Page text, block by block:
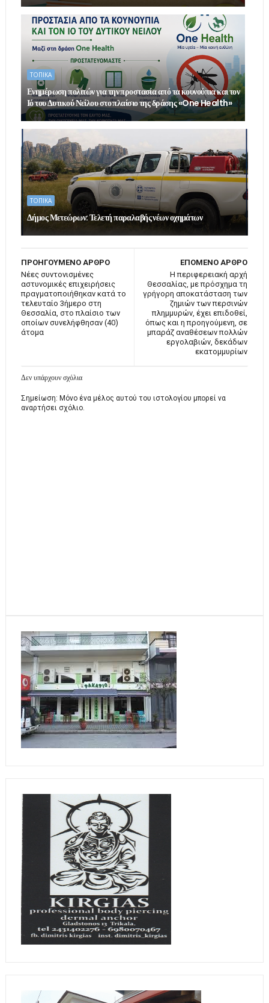
ΤΟΠΙΚΑ
Ενημέρωση πολιτών για την προστασία από τα κουνούπια και τον
Ιό του Δυτικού Νείλου στο πλαίσιο της δράσης «One Health»
ΤΟΠΙΚΑ
Δήμος Μετεώρων: Τελετή παραλαβής νέων οχημάτων
ΕΠΟΜΕΝΟ ΑΡΘΡΟ
Η περιφερειακή αρχή
Θεσσαλίας, με πρόσχημα τη
γρήγορη αποκατάσταση των
ζημιών των περσινών
πλημμυρών, έχει επιδοθεί,
όπως και η προηγούμενη, σε
μπαράζ αναθέσεων πολλών
εργολαβιών, δεκάδων
εκατομμυρίων
ΠΡΟΗΓΟΥΜΕΝΟ ΑΡΘΡΟ
Νέες συντονισμένες
αστυνομικές επιχειρήσεις
πραγματοποιήθηκαν κατά το
τελευταίο 3ήμερο στη
Θεσσαλία, στο πλαίσιο των
οποίων συνελήφθησαν (40)
άτομα
Δεν υπάρχουν σχόλια
Σημείωση: Μόνο ένα μέλος αυτού του ιστολογίου μπορεί να
αναρτήσει σχόλιο.